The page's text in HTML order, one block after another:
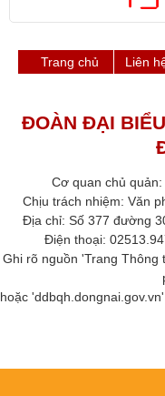
Trang chủ Liên
ĐOÀN ĐẠI
Cơ quan chủ
Chịu trách nhiệm: Văn
Địa chỉ: Số 377 đường
Điện thoại:
Ghi rõ nguồn 'Trang
hoặc